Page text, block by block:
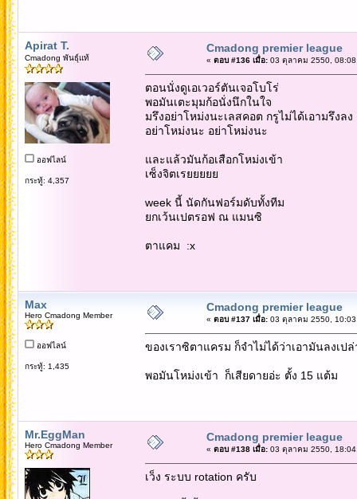
Apirat T.
Cmadong พันธุ์แท้
ออฟไลน์
กระทู้: 4,357
Cmadong premier league
« ตอบ #136 เมื่อ:03 ตุลาคม 2550,
ตอนนั่งดูเอเวอร์ตันเจอโบโร่
พอมันเตะมุมก้อนั่งนึกในใจ
มรึงอย่าโหม่งนะเลสคอต กรูไม่ได้เอามรึงลง
อย่าโหม่งนะ อย่าโหม่งนะ
และแล้วมันก้อเสือกโหม่งเข้า
เซ็งจิตเรยยยยย
week นี้ นัดกันฟอร์มดับทั้งทีม
ยกเว้นเปตรอฟ ณ แมนซิ
ตาแคม :x
Max
Hero Cmadong Member
ออฟไลน์
กระทู้: 1,435
Cmadong premier league
« ตอบ #137 เมื่อ:03 ตุลาคม 2550,
ของเราซิตาแครม ก็จำไม่ได้ว่าเอามันลงเปล่
พอมันโหม่งเข้า ก็เสียดายอ่ะ ตั้ง 15 แต้ม
Mr.EggMan
Hero Cmadong Member
Cmadong premier league
« ตอบ #138 เมื่อ:03 ตุลาคม 2550,
เว็ง ระบบ rotation ครับ